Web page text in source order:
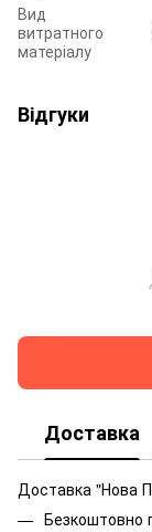
Вид
витратного
матеріалу
Відгуки
Доставка
Доставка "Нова
Безкоштовно